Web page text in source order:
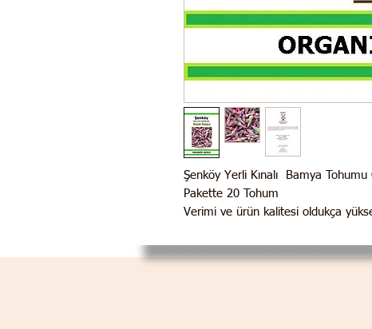
Şenköy Yerli Kınalı Bamya
Pakette 20 Tohum
Verimi ve ürün kalitesi oldukça